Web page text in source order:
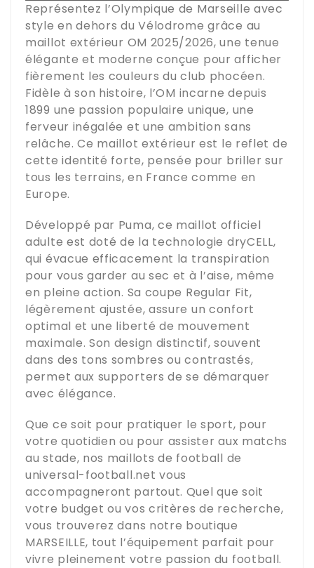
Représentez l’Olympique de Marseille avec
style en dehors du Vélodrome grâce au
maillot extérieur OM 2025/2026, une tenue
élégante et moderne conçue pour afficher
fièrement les couleurs du club phocéen.
Fidèle à son histoire, l’OM incarne depuis
1899 une passion populaire unique, une
ferveur inégalée et une ambition sans
relâche. Ce maillot extérieur est le reflet de
cette identité forte, pensée pour briller sur
tous les terrains, en France comme en
Europe.
Développé par Puma, ce maillot officiel
adulte est doté de la technologie dryCELL,
qui évacue efficacement la transpiration
pour vous garder au sec et à l’aise, même
en pleine action. Sa coupe Regular Fit,
légèrement ajustée, assure un confort
optimal et une liberté de mouvement
maximale. Son design distinctif, souvent
dans des tons sombres ou contrastés,
permet aux supporters de se démarquer
avec élégance.
Que ce soit pour pratiquer le sport, pour
votre quotidien ou pour assister aux matchs
au stade, nos maillots de football de
universal-football.net vous
accompagneront partout. Quel que soit
votre budget ou vos critères de recherche,
vous trouverez dans notre boutique
MARSEILLE, tout l’équipement parfait pour
vivre pleinement votre passion du football.